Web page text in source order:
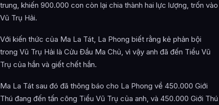
trung, khiến 900.000 con còn lại chia thành hai lực lượng, trốn vào
Vũ Trụ Hải.
Với kiến thức của Ma La Tát, La Phong biết rằng kẻ phản bội
trong Vũ Trụ Hải là Cửu Đầu Ma Chủ, vì vậy anh đã đến Tiểu Vũ
Trụ của hắn và giết chết hắn.
Ma La Tát sau đó đã thông báo cho La Phong về 450.000 Giới
Thú đang đến tấn công Tiểu Vũ Trụ của anh, và 450.000 Giới Thú